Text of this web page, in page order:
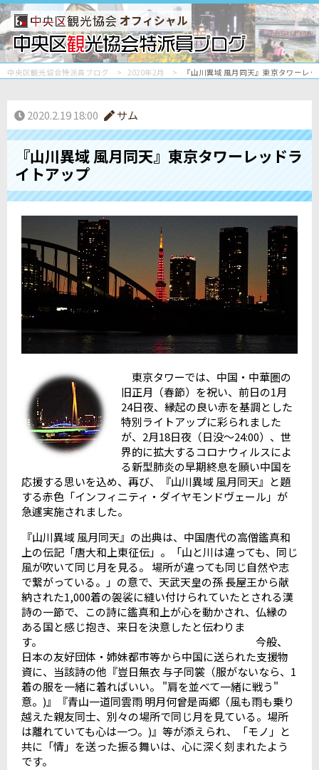
オフィシャル
中央区観光協会特派員ブログ 2020年2月 『山川異域 風月同天』東京タワーレ
2020.2.19 18:00 サム
『山川異域 風月同天』東京タワーレッドラ
イトアップ
東京タワーでは、中国・中華圏の
旧正月（春節）を祝い、前日の1月
24日夜、縁起の良い赤を基調とした
特別ライトアップに彩られました
が、2月18日夜（日没～24:00）、世
界的に拡大するコロナウィルスによ
る新型肺炎の早期終息を願い中国を
応援する思いを込め、再び、『山川異域 風月同天』と題
する赤色「インフィニティ・ダイヤモンドヴェール」が
急遽実施されました。
『山川異域 風月同天』の出典は、中国唐代の高僧鑑真和
上の伝記「唐大和上東征伝」。「山と川は違っても、同じ
風が吹いて同じ月を見る。 場所が違っても同じ自然や志
で繋がっている。」の意で、天武天皇の孫 長屋王から献
納された1,000着の袈裟に縫い付けられていたとされる漢
詩の一節で、この詩に鑑真和上が心を動かされ、仏縁の
ある国と感じ抱き、来日を決意したと伝わりま
す。 今般、
日本の友好団体・姉妹都市等から中国に送られた支援物
資に、当該詩の他『豈日無衣 与子同裳（服がないなら、1
着の服を一緒に着ればいい。 "肩を並べて一緒に戦う"
意。)』『青山一道同雲雨 明月何曾是両郷（風も雨も乗り
越えた親友同士、別々の場所で同じ月を見ている。場所
は離れていても心は一つ。)』等が添えられ、「モノ」と
共に「情」を送った振る舞いは、心に深く刻まれたよう
です。